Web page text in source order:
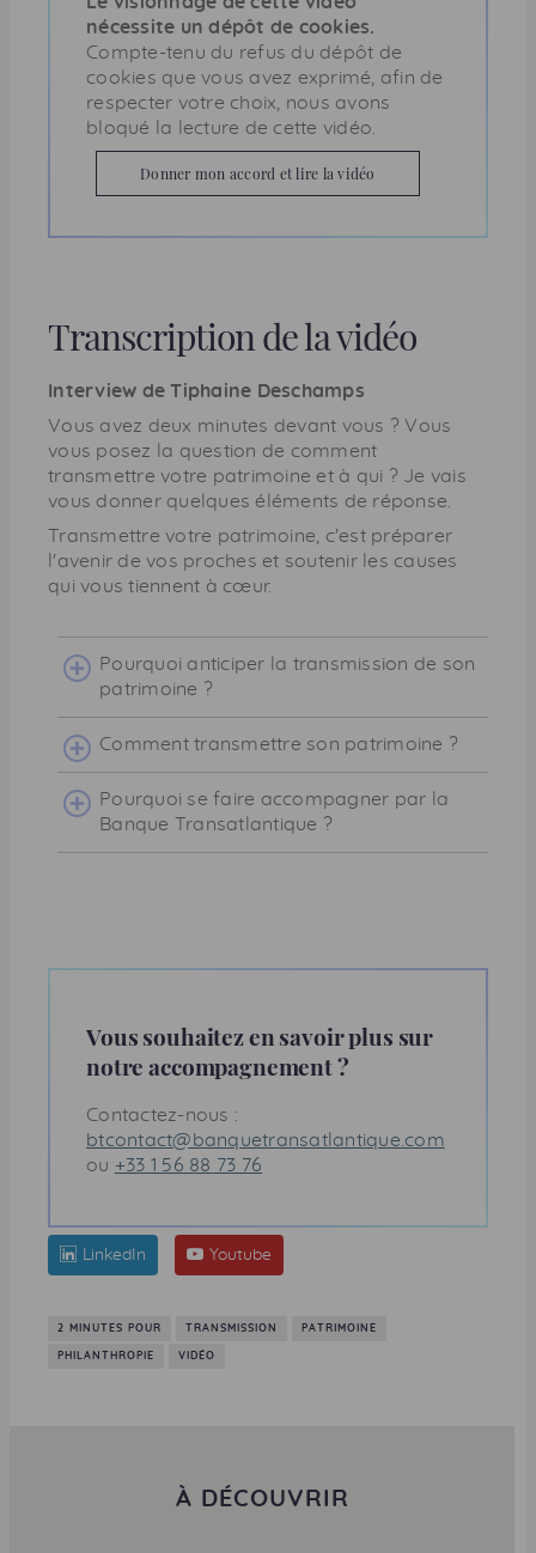
nécessite un dépôt de cookies.
Compte-tenu du refus du dépôt de
cookies que vous avez exprimé, afin de
respecter votre choix, nous avons
bloqué la lecture de cette vidéo.
Donner mon accord et lire la vidéo
Transcription de la vidéo
Interview de Tiphaine Deschamps
Vous avez deux minutes devant vous ? Vous
vous posez la question de comment
transmettre votre patrimoine et à qui ? Je vais
vous donner quelques éléments de réponse.
Transmettre votre patrimoine, c'est préparer
l'avenir de vos proches et soutenir les causes
qui vous tiennent à cœur.
Pourquoi anticiper la transmission de son
patrimoine ?
Comment transmettre son patrimoine ?
Pourquoi se faire accompagner par la
Banque Transatlantique ?
Vous souhaitez en savoir plus sur
notre accompagnement ?
Contactez-nous :
btcontact@banquetransatlantique.com
ou +33 1 56 88 73 76
LinkedIn Youtube
2 MINUTES POUR TRANSMISSION PATRIMOINE
PHILANTHROPIE VIDÉO
À DÉCOUVRIR